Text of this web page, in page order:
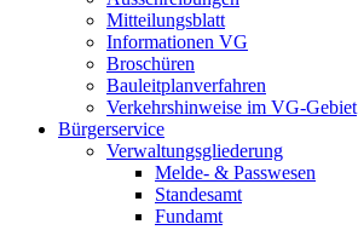
Mitteilungsblatt
Informationen VG
Broschüren
Bauleitplanverfahren
Verkehrshinweise im VG-Gebiet
Bürgerservice
Verwaltungsgliederung
Melde- & Passwesen
Standesamt
Fundamt